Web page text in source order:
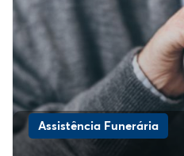
Assistência Funerária